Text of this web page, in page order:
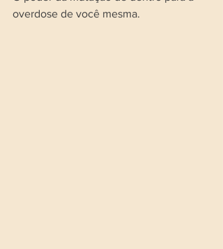
overdose de você mesma.